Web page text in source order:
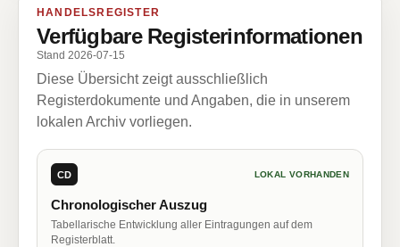
HANDELSREGISTER
Verfügbare Registerinformationen
Stand 2026-07-15
Diese Übersicht zeigt ausschließlich
Registerdokumente und Angaben, die in unserem
lokalen Archiv vorliegen.
CD LOKAL VORHANDEN
Chronologischer Auszug
Tabellarische Entwicklung aller Eintragungen auf dem
Registerblatt.